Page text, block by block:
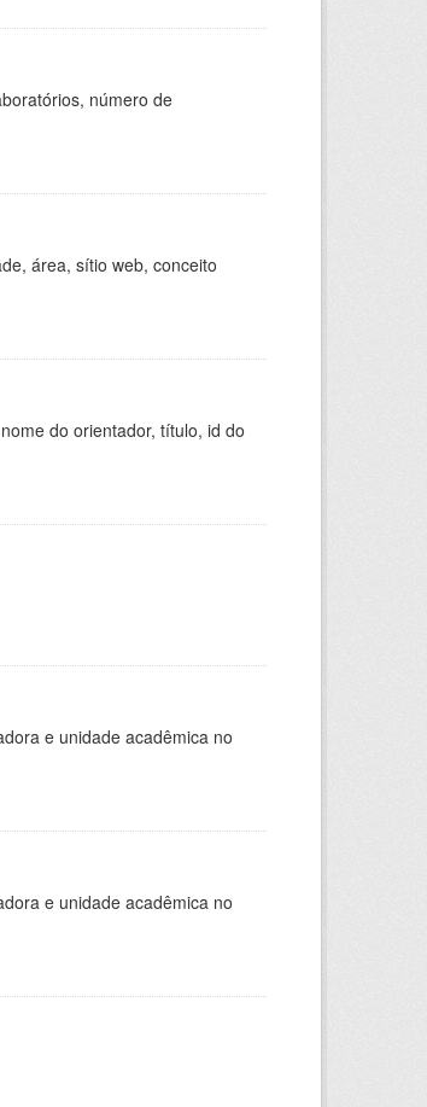
número de
área, sítio web, conceito
do orientador, título, id do
e unidade acadêmica no
e unidade acadêmica no